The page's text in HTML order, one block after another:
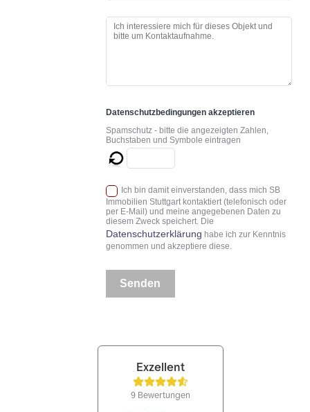
Datenschutzbedingungen akzeptieren
Spamschutz - bitte die angezeigten Zahlen,
Buchstaben und Symbole eintragen
Ich bin damit einverstanden, dass mich SB
Immobilien Stuttgart kontaktiert (telefonisch oder
per E-Mail) und meine angegebenen Daten zu
diesem Zweck speichert. Die
Datenschutzerklärung habe ich zur Kenntnis
genommen und akzeptiere diese.
Senden